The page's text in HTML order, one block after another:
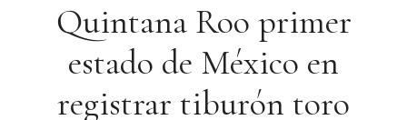
Quintana Roo primer
estado de México en
registrar tiburón toro